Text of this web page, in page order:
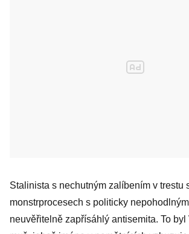
Stalinista s nechutným zalíbením v trestu
monstrprocesech s politicky
neuvěřitelně zapřísáhlý antisemita. To